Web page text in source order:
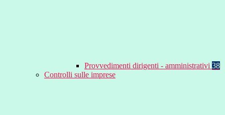
Provvedimenti dirigenti - amministrativi 38
Controlli sulle imprese